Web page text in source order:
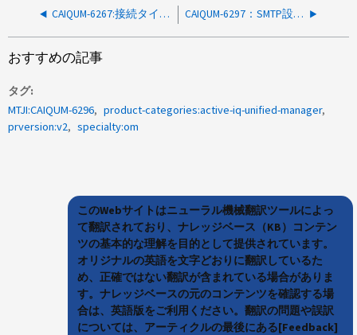
CAIQUM-6267:接続タイプ「vault」は、ポリシーが XDPDefault ではなく DPDefault の SnapMirror を作成する CAIQUM-6297：SMTP設定でStartTLSが有効になっていると、AIQUM 9.12以降でTrustmanagerUtilエラーが発生してサポートバンドルを生成できません
おすすめの記事
タグ
MTJI:CAIQUM-6296
product-categories:active-iq-unified-manager
prversion:v2
specialty:om
このWebサイトはニューラル機械翻訳ツールによっ
て翻訳されており、ナレッジベース（KB）コンテン
ツの基本的な理解を目的として提供されています。
オリジナルの英語を文字どおりに翻訳しているた
め、正確ではない翻訳が含まれている場合がありま
す。ナレッジベースの元のコンテンツを確認する場
合は、英語版をご利用ください。翻訳の問題や誤訳
については、アーティクルの最後にある[Feedback]